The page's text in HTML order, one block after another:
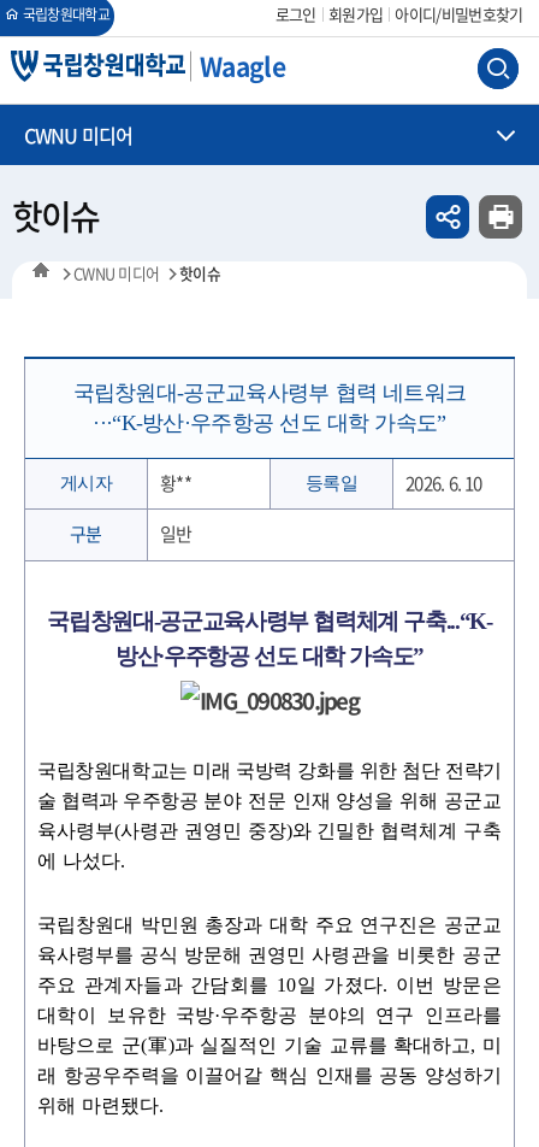
Waagle
국립창원대학교 로그인 회원가입 아이디/비밀번호찾기
CWNU 미디어
핫이슈
CWNU 미디어 핫이슈
국립창원대-공군교육사령부 협력 네트워크
···“K-방산·우주항공 선도 대학 가속도”
게시자 황** 등록일
2026. 6. 10
구분
일반
국립창원대-공군교육사령부 협력체계 구축...“K-
방산·우주항공 선도 대학 가속도”
국립창원대학교는 미래 국방력 강화를 위한 첨단 전략기
술 협력과 우주항공 분야 전문 인재 양성을 위해 공군교
육사령부(사령관 권영민 중장)와 긴밀한 협력체계 구축
에 나섰다.
국립창원대 박민원 총장과 대학 주요 연구진은 공군교
육사령부를 공식 방문해 권영민 사령관을 비롯한 공군
주요 관계자들과 간담회를 10일 가졌다. 이번 방문은
대학이 보 유한 국방·우주항공 분야의 연구 인프라를
바탕으로 군(軍)과 실질적인 기술 교류를 확대하고, 미
래 항공우주력을 이끌어갈 핵심 인재를 공동 양성하기
위해 마련됐다.